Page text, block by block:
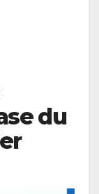
du